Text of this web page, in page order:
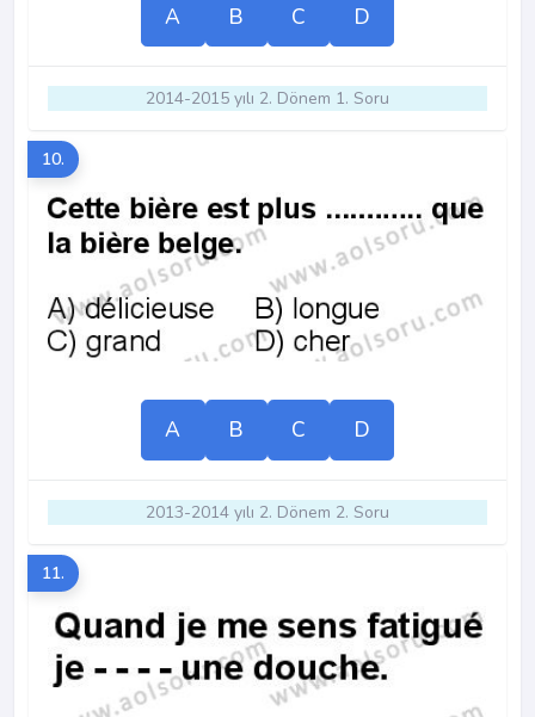
A B C D
2014-2015 yılı 2. Dönem 1. Soru
10.
A B C D
2013-2014 yılı 2. Dönem 2. Soru
11.